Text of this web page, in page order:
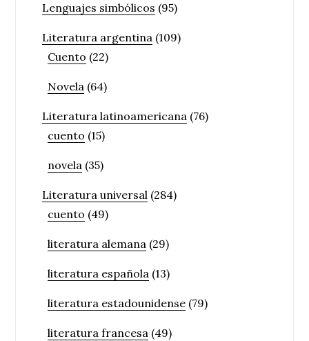
Lenguajes simbólicos (95)
Literatura argentina (109)
Cuento (22)
Novela (64)
Literatura latinoamericana (76)
cuento (15)
novela (35)
Literatura universal (284)
cuento (49)
literatura alemana (29)
literatura española (13)
literatura estadounidense (79)
literatura francesa (49)